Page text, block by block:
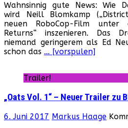
Wahnsinnig gute News: Wie
wird Neill Blomkamp
neuen RoboCop-Film unter
Returns“ inszenieren. Das
niemand geringerem als Ed
schon das … [vorspulen]
Trailer!
„Oats Vol. 1“ – Neuer Trailer zu
6. Juni 2017 Markus Haage